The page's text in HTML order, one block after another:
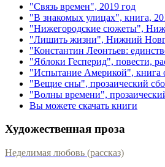
"Связь времен", 2019 год
"В знакомых улицах", книга,
"Нижегородские сюжеты",
"Лишить жизни", Нижний
"Константин Леонтьев:
"Яблоки Гесперид", повести,
"Испытание Америкой", книга
"Вещие сны", прозаический
"Волны времени",
Вы можете скачать книги
Художественная проза
Неделимая любовь (рассказ)